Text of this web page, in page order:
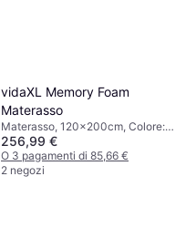
vidaXL Memory Foam
Materasso
Materasso, 120x200cm, Colore:
Bianco, Riempimento: Memory
foam, Poliestere, Spessore
Materasso: 17 cm
256,99 €
O 3 pagamenti di 85,66 €
2 negozi